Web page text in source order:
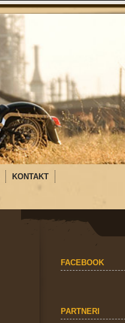
KONTAKT
FACEBOOK
PARTNERI